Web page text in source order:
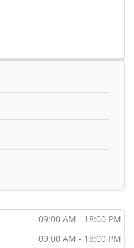
09:00 AM - 18:00 PM
09:00 AM - 18:00 PM